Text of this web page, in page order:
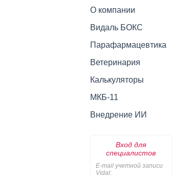
О компании
Видаль БОКС
Парафармацевтика
Ветеринария
Калькуляторы
МКБ-11
Внедрение ИИ
Вход для
специалистов
E-mail учетной записи
Vidal: